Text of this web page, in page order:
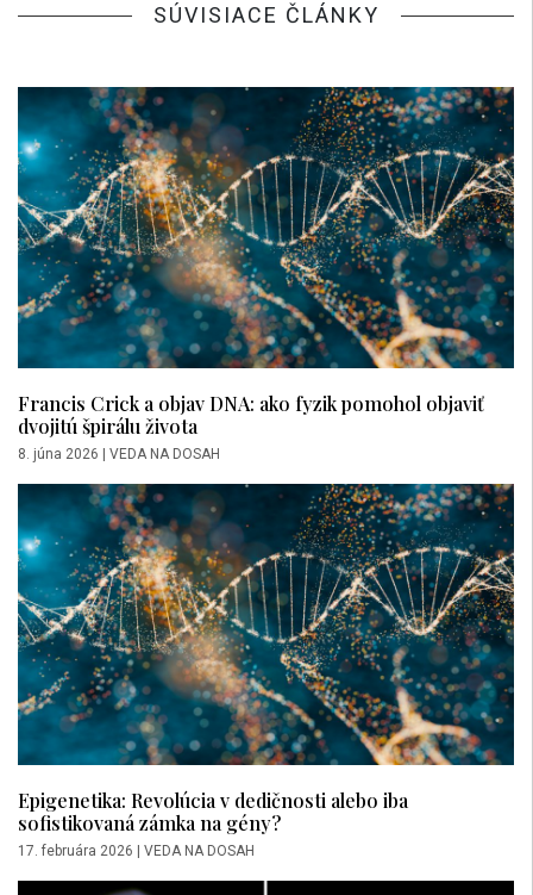
SÚVISIACE ČLÁNKY
Francis Crick a objav DNA: ako fyzik pomohol objaviť
dvojitú špirálu života
8. júna 2026 VEDA NA DOSAH
Epigenetika: Revolúcia v dedičnosti alebo iba
sofistikovaná zámka na gény?
17. februára 2026 VEDA NA DOSAH